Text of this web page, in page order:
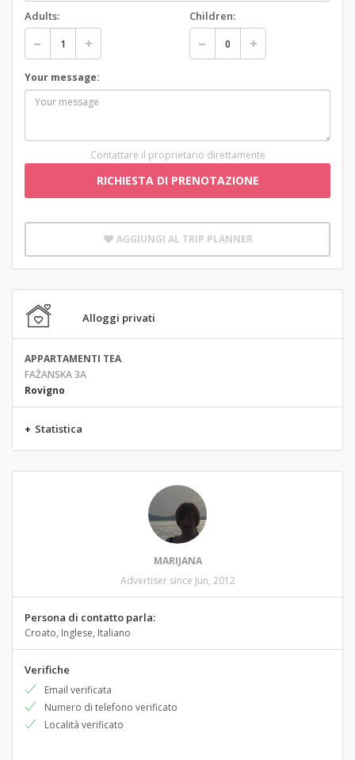
Adults: Children:
Your message:
Contattare il proprietario direttamente
RICHIESTA DI PRENOTAZIONE
AGGIUNGI AL TRIP PLANNER
Alloggi privati
APPARTAMENTI TEA
FAŽANSKA 3A
Rovigno
+ Statistica
MARIJANA
Advertiser since Jun, 2012
Persona di contatto parla:
Croato, Inglese, Italiano
Verifiche
Email verificata
Numero di telefono verificato
Località verificato